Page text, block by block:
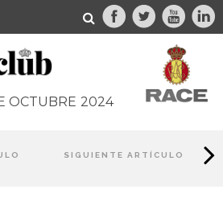
OCTUBRE 2024
SIGUIENTE ARTÍCULO